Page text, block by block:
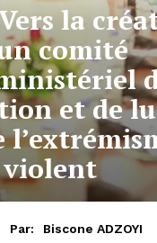
la
comité
et de
violent
Par:
Biscone ADZOYI